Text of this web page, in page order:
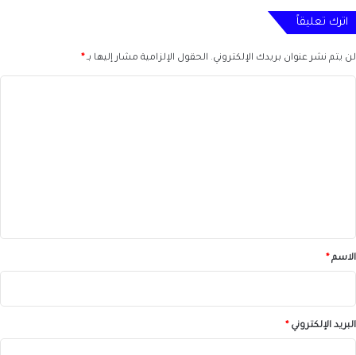
اترك تعليقاً
لن يتم نشر عنوان بريدك الإلكتروني. الحقول الإلزامية مشار إليها بـ*
*الاسم*
البريد الإلكتروني*